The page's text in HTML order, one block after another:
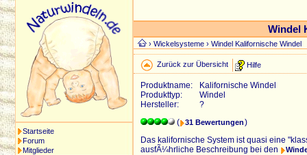
Startseite
Forum
Mitglieder
Windel
›Wickelsysteme › Windel Kalifornische Windel
Zurück zur Übersicht Hilfe
Produktname:
Kalifornische Windel
Produkttyp:
Windel
Hersteller:
?
(
31 Bewertungen)
Das kalifornische System ist quasi eine
ausfÃ¼hrliche Beschreibung bei den